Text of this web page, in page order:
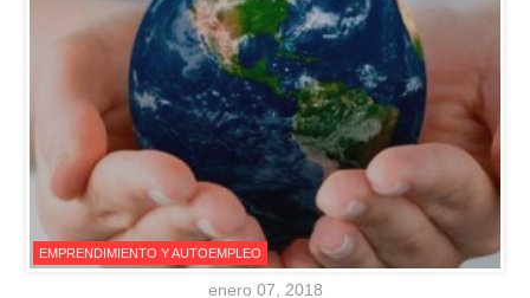
EMPRENDIMIENTO Y AUTOEMPLEO
enero 07, 2018